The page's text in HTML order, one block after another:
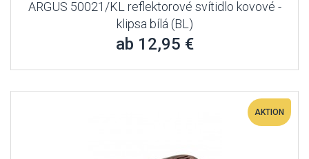
ARGUS 50021/KL reflektorové svítidlo kovové -
klipsa bílá (BL)
ab 12,95 €
AKTION